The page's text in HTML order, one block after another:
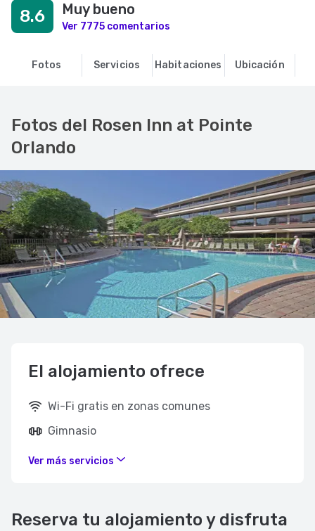
8.6 Muy bueno
Ver 7775 comentarios
Fotos Servicios Habitaciones Ubicación
Fotos del Rosen Inn at Pointe
Orlando
El alojamiento ofrece
Wi-Fi gratis en zonas comunes
Gimnasio
Ver más servicios
Reserva tu alojamiento y disfruta